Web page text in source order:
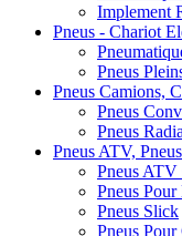
Implement
Pneus - Chariot
Pneus
Pneus Camions,
Pneus
Pneus
Pneus ATV,
Pneus ATV
Pneus
Pneus Slick
Pneus